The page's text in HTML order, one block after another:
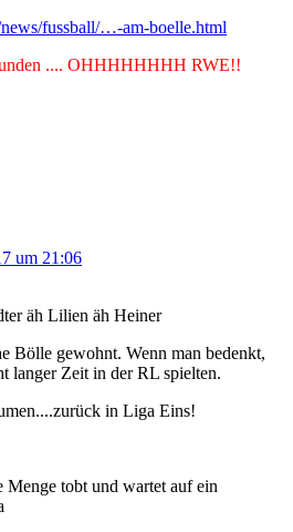
fussball/…-am-boelle.html
.... OHHHHHHHH RWE!!
um 21:06
äh Lilien äh Heiner
Bölle gewohnt. Wenn man bedenkt,
langer Zeit in der RL spielten.
in Liga Eins!
Menge tobt und wartet auf ein